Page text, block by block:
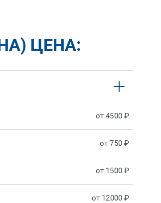
ЦЕНА:
от 4500 ₽
от 750 ₽
от 1500 ₽
от 12000 ₽